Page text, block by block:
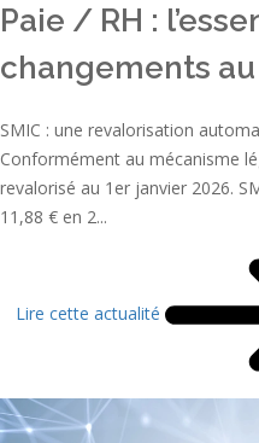
Paie / RH :
changements au
SMIC : une revalorisation
Conformément au mécanisme
revalorisé au 1er janvier 2026.
11,88 € en 2...
Lire cette actualité